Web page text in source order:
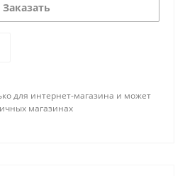
Заказать
для интернет-магазина и может
магазинах